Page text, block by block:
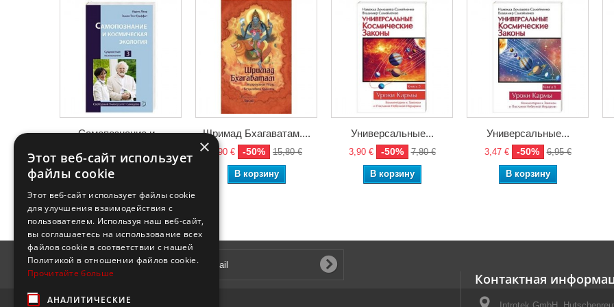
Самопознание и...
5,97 € -50%
В корзину
Шримад Бхагаватам....
7,90 € -50% 15,80 €
В корзину
Универсальные...
3,90 € -50% 7,80 €
В корзину
Универсальные...
3,47 € -50% 6,95 €
В корзину
Рассылка
Контактная
×
Этот веб-сайт использует
файлы cookie
Этот веб-сайт использует файлы cookie
для улучшения взаимодействия с
пользователем. Используя наш веб-сайт,
вы соглашаетесь на использование всех
файлов cookie в соответствии с нашей
Политикой в ​​отношении файлов cookie.
Прочитайте больше
АНАЛИТИЧЕСКИЕ